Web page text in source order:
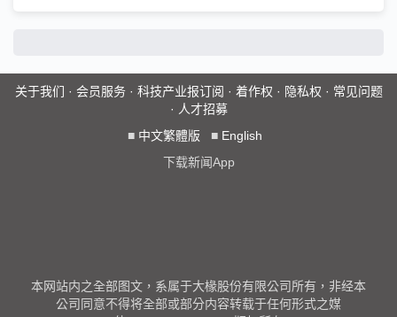
关于我们 · 会员服务· 科技产业报订阅 · 着作权 · 隐私权 · 常见问题
· 人才招募
■ 中文繁體版 ■ English
下载新闻App
本网站内之全部图文，系属于大椽股份有限公司所有，非经本
公司同意不得将全部或部分内容转载于任何形式之媒